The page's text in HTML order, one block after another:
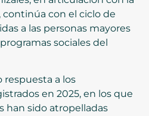
continúa con el ciclo de
a las personas mayores
sociales del
respuesta a los
en 2025, en los que
han sido atropelladas